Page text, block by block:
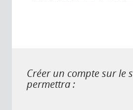
Créer un compte sur le
permettra :